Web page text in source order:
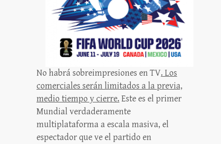
No habrá sobreimpresiones en TV. Los
comerciales serán limitados a la previa,
medio tiempo y cierre. Este es el primer
Mundial verdaderamente
multiplataforma a escala masiva, el
espectador que ve el partido en